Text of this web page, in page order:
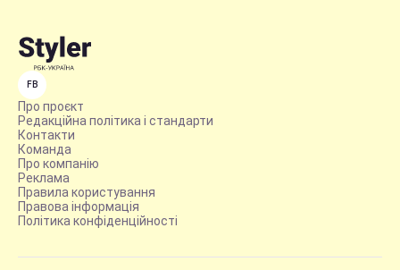
FB
Про проєкт
Редакційна політика і стандарти
Контакти
Команда
Про компанію
Реклама
Правила користування
Правова інформація
Політика конфіденційності